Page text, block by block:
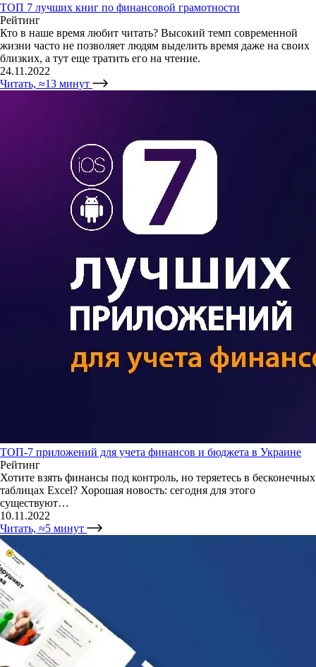
ТОП 7 лучших книг по финансовой грамотности
Рейтинг
Кто в наше время любит читать? Высокий темп современной
жизни часто не позволяет людям выделить время даже на своих
близких, а тут еще тратить его на чтение.
24.11.2022
Читать, ≈13 минут
ТОП-7 приложений для учета финансов и бюджета в Украине
Рейтинг
Хотите взять финансы под контроль, но теряетесь в бесконечных
таблицах Excel? Хорошая новость: сегодня для этого
существуют…
10.11.2022
Читать, ≈5 минут